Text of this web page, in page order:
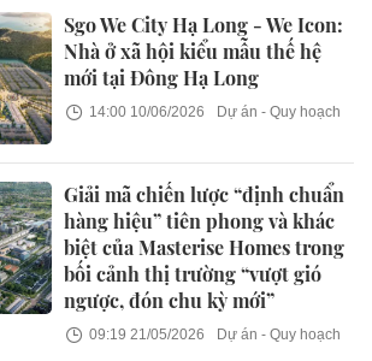
Sgo We City Hạ Long - We Icon:
Nhà ở xã hội kiểu mẫu thế hệ
mới tại Đông Hạ Long
14:00 10/06/2026 Dự án - Quy hoạch
Giải mã chiến lược “định chuẩn
hàng hiệu” tiên phong và khác
biệt của Masterise Homes trong
bối cảnh thị trường “vượt gió
ngược, đón chu kỳ mới”
09:19 21/05/2026 Dự án - Quy hoạch